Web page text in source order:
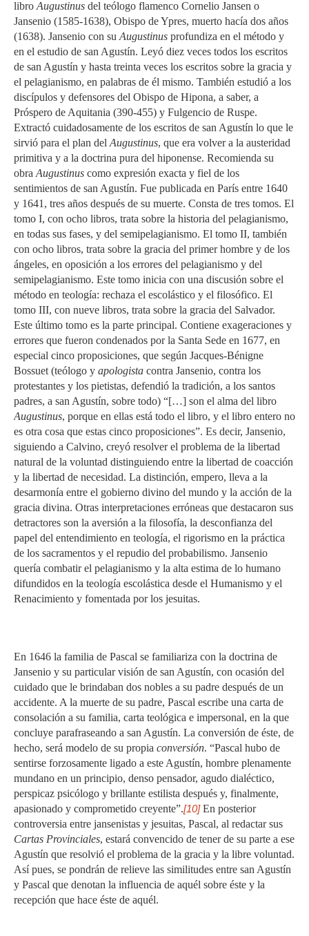
libro Augustinus del teólogo flamenco Cornelio Jansen o
Jansenio (1585-1638), Obispo de Ypres, muerto hacía dos años
(1638). Jansenio con su Augustinus profundiza en el método y
en el estudio de san Agustín. Leyó diez veces todos los escritos
de san Agustín y hasta treinta veces los escritos sobre la gracia y
el pelagianismo, en palabras de él mismo. También estudió a los
discípulos y defensores del Obispo de Hipona, a saber, a
Próspero de Aquitania (390-455) y Fulgencio de Ruspe.
Extractó cuidadosamente de los escritos de san Agustín lo que le
sirvió para el plan del Augustinus, que era volver a la austeridad
primitiva y a la doctrina pura del hiponense. Recomienda su
obra Augustinus como expresión exacta y fiel de los
sentimientos de san Agustín. Fue publicada en París entre 1640
y 1641, tres años después de su muerte. Consta de tres tomos. El
tomo I, con ocho libros, trata sobre la historia del pelagianismo,
en todas sus fases, y del semipelagianismo. El tomo II, también
con ocho libros, trata sobre la gracia del primer hombre y de los
ángeles, en oposición a los errores del pelagianismo y del
semipelagianismo. Este tomo inicia con una discusión sobre el
método en teología: rechaza el escolástico y el filosófico. El
tomo III, con nueve libros, trata sobre la gracia del Salvador.
Este último tomo es la parte principal. Contiene exageraciones y
errores que fueron condenados por la Santa Sede en 1677, en
especial cinco proposiciones, que según Jacques-Bénigne
Bossuet (teólogo y apologista contra Jansenio, contra los
protestantes y los pietistas, defendió la tradición, a los santos
padres, a san Agustín, sobre todo) “[…] son el alma del libro
Augustinus, porque en ellas está todo el libro, y el libro entero no
es otra cosa que estas cinco proposiciones”. Es decir, Jansenio,
siguiendo a Calvino, creyó resolver el problema de la libertad
natural de la voluntad distinguiendo entre la libertad de coacción
y la libertad de necesidad. La distinción, empero, lleva a la
desarmonía entre el gobierno divino del mundo y la acción de la
gracia divina. Otras interpretaciones erróneas que destacaron sus
detractores son la aversión a la filosofía, la desconfianza del
papel del entendimiento en teología, el rigorismo en la práctica
de los sacramentos y el repudio del probabilismo. Jansenio
quería combatir el pelagianismo y la alta estima de lo humano
difundidos en la teología escolástica desde el Humanismo y el
Renacimiento y fomentada por los jesuitas.
En 1646 la familia de Pascal se familiariza con la doctrina de
Jansenio y su particular visión de san Agustín, con ocasión del
cuidado que le brindaban dos nobles a su padre después de un
accidente. A la muerte de su padre, Pascal escribe una carta de
consolación a su familia, carta teológica e impersonal, en la que
concluye parafraseando a san Agustín. La conversión de éste, de
hecho, será modelo de su propia conversión. “Pascal hubo de
sentirse forzosamente ligado a este Agustín, hombre plenamente
mundano en un principio, denso pensador, agudo dialéctico,
perspicaz psicólogo y brillante estilista después y, finalmente,
apasionado y comprometido creyente”.[10]En posterior
controversia entre jansenistas y jesuitas, Pascal, al redactar sus
Cartas Provinciales, estará convencido de tener de su parte a ese
Agustín que resolvió el problema de la gracia y la libre voluntad.
Así pues, se pondrán de relieve las similitudes entre san Agustín
y Pascal que denotan la influencia de aquél sobre éste y la
recepción que hace éste de aquél.